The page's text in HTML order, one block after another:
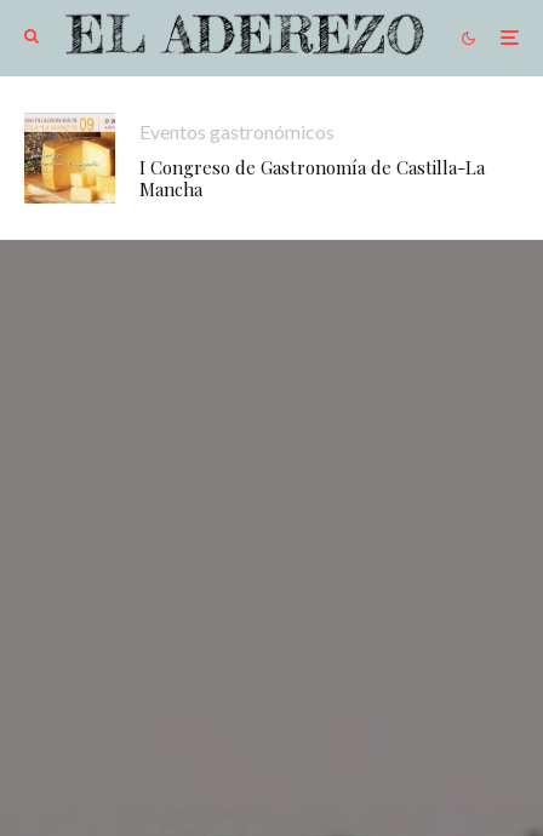
Eventos gastronómicos
I Congreso de Gastronomía de Castilla-La
Mancha